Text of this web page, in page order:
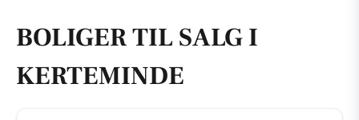
BOLIGER TIL SALG I
KERTEMINDE